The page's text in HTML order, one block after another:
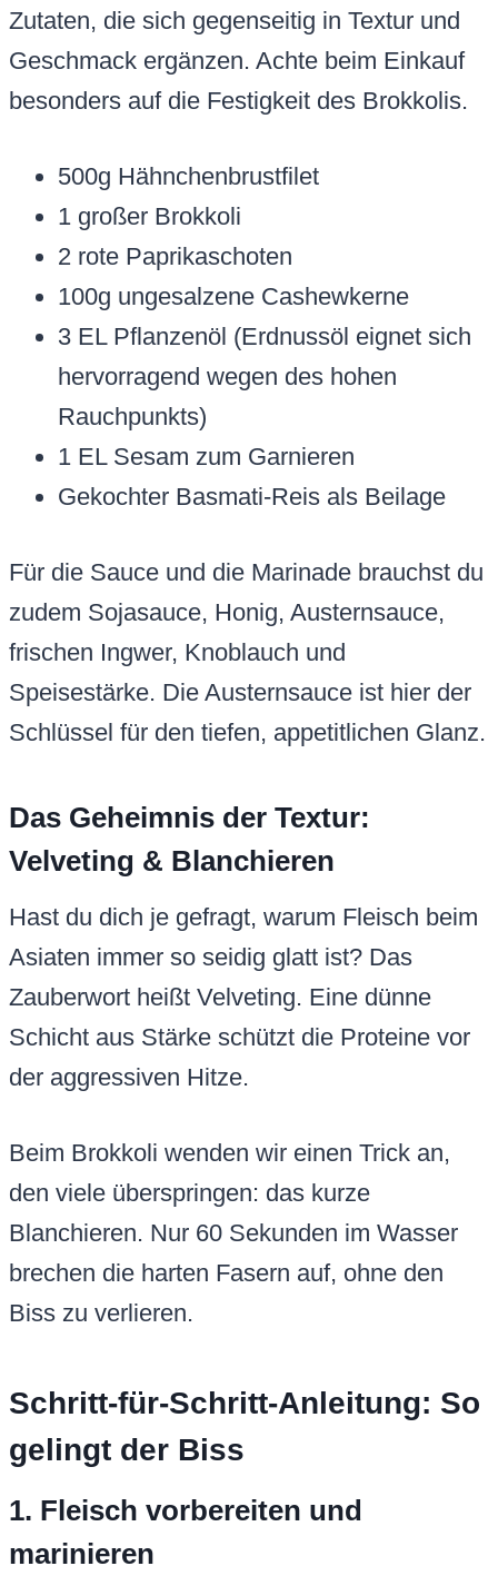
Zutaten, die sich gegenseitig in Textur und
Geschmack ergänzen. Achte beim Einkauf
besonders auf die Festigkeit des Brokkolis.
500g Hähnchenbrustfilet
1 großer Brokkoli
2 rote Paprikaschoten
100g ungesalzene Cashewkerne
3 EL Pflanzenöl (Erdnussöl eignet sich
hervorragend wegen des hohen
Rauchpunkts)
1 EL Sesam zum Garnieren
Gekochter Basmati-Reis als Beilage
Für die Sauce und die Marinade brauchst du
zudem Sojasauce, Honig, Austernsauce,
frischen Ingwer, Knoblauch und
Speisestärke. Die Austernsauce ist hier der
Schlüssel für den tiefen, appetitlichen Glanz.
Das Geheimnis der Textur:
Velveting & Blanchieren
Hast du dich je gefragt, warum Fleisch beim
Asiaten immer so seidig glatt ist? Das
Zauberwort heißt Velveting. Eine dünne
Schicht aus Stärke schützt die Proteine vor
der aggressiven Hitze.
Beim Brokkoli wenden wir einen Trick an,
den viele überspringen: das kurze
Blanchieren. Nur 60 Sekunden im Wasser
brechen die harten Fasern auf, ohne den
Biss zu verlieren.
Schritt-für-Schritt-Anleitung: So
gelingt der Biss
1. Fleisch vorbereiten und
marinieren